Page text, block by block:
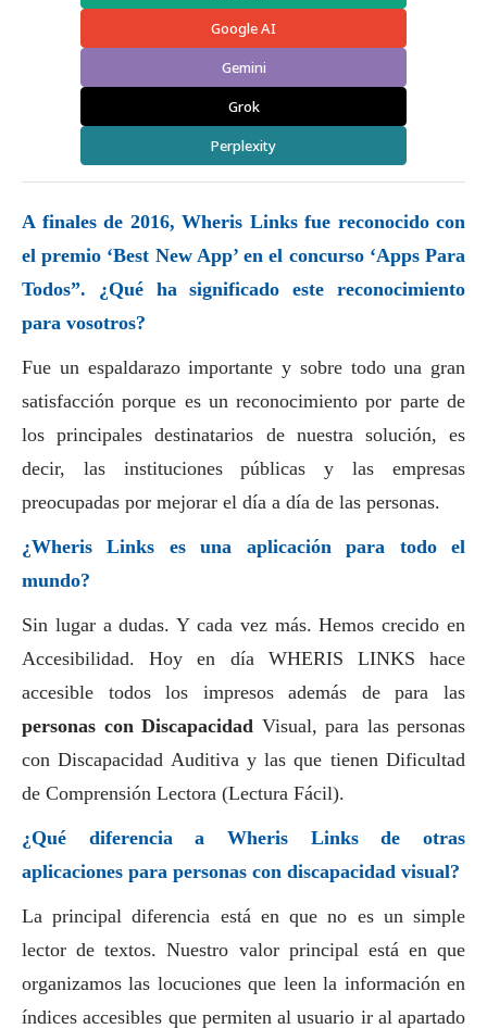
Google AI
Gemini
Grok
Perplexity
A finales de 2016, Wheris Linksfue reconocido con
el premio ‘Best New App’ en el concurso ‘Apps Para
Todos”. ¿Qué ha significado este reconocimiento
para vosotros?
Fue un espaldarazo importante y sobre todo una gran
satisfacción porque es un reconocimiento por parte de
los principales destinatarios de nuestra solución, es
decir, las instituciones públicas y las empresas
preocupadas por mejorar el día a día de las personas.
¿Wheris Links es una aplicación para todo el
mundo?
Sin lugar a dudas. Y cada vez más. Hemos crecido en
Accesibilidad. Hoy en día WHERIS LINKS hace
accesible todos los impresos además de para las
personas con Discapacidad Visual, para las personas
con Discapacidad Auditiva y las que tienen Dificultad
de Comprensión Lectora (Lectura Fácil).
¿Qué diferencia a Wheris Links de otras
aplicaciones para personas con discapacidad visual?
La principal diferencia está en que no es un simple
lector de textos. Nuestro valor principal está en que
organizamos las locuciones que leen la información en
índices accesibles que permiten al usuario ir al apartado